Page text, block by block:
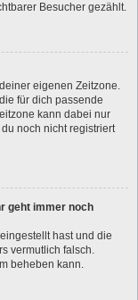
Besucher gezählt.
eigenen Zeitzone.
für dich passende
kann dabei nur
noch nicht registriert
geht immer noch
hast und die
vermutlich falsch.
beheben kann.